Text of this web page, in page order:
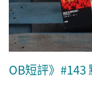
OB短評》#143